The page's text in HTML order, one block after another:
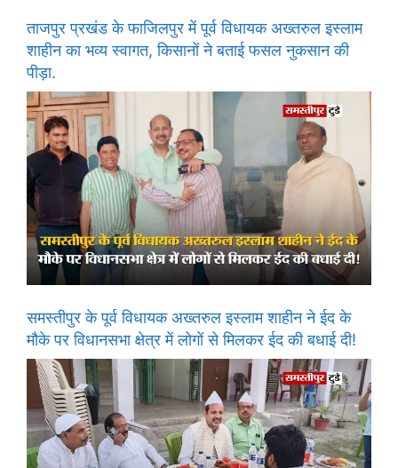
ताजपुर प्रखंड के फाजिलपुर में पूर्व विधायक अख्तरुल इस्लाम
शाहीन का भव्य स्वागत, किसानों ने बताई फसल नुकसान की
पीड़ा.
समस्तीपुर के पूर्व विधायक अख्तरुल इस्लाम शाहीन ने ईद के
मौके पर विधानसभा क्षेत्र में लोगों से मिलकर ईद की बधाई दी!